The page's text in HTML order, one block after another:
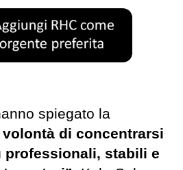
spiegato la
volontà di concentrarsi
professionali, stabili e